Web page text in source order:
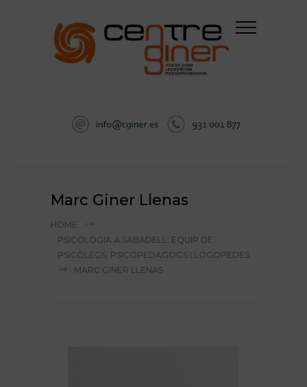
Marc Giner Llenas
HOME
PSICOLOGIA A SABADELL: EQUIP DE
PSICÒLEGS, PSICOPEDAGOGS I LOGOPEDES
MARC GINER LLENAS